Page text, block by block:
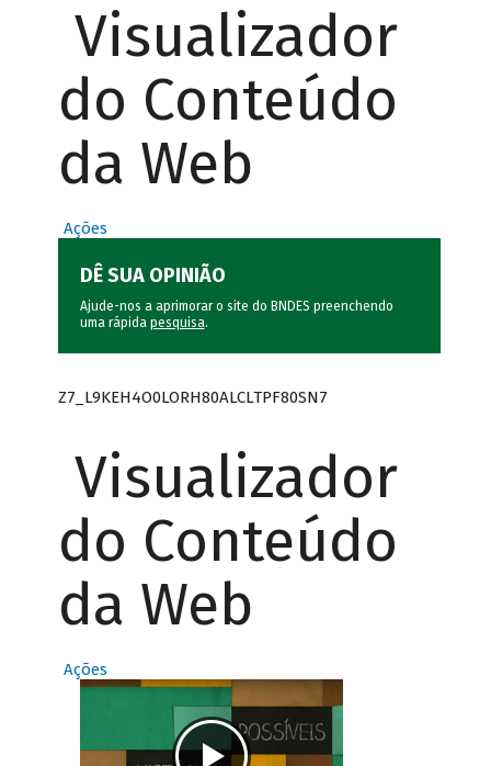
Visualizador
do Conteúdo
da Web
Ações
DÊ SUA OPINIÃO
Ajude-nos a aprimorar o site do BNDES preenchendo
uma rápida pesquisa.
Z7_L9KEH4O0LORH80ALCLTPF80SN7
Visualizador
do Conteúdo
da Web
Ações